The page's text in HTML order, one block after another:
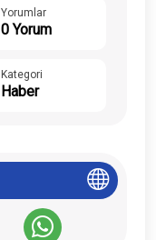
Yorumlar
0 Yorum
Kategori
Haber